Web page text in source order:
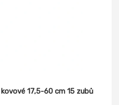
17,5-60 cm 15 zubů